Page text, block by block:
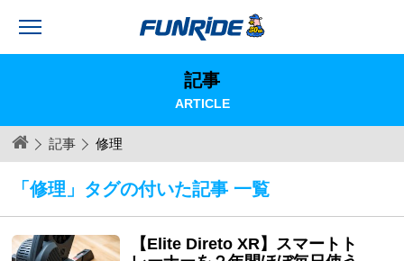
記事
ARTICLE
記事 修理
「修理」タグの付いた記事 一覧
【Elite Direto XR】スマートト